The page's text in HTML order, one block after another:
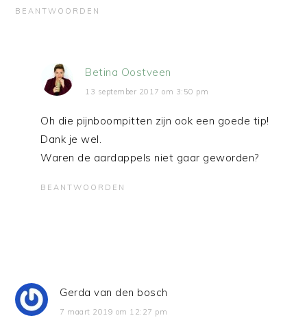
BEANTWOORDEN
Betina Oostveen
13 september 2017 om 3:50 pm
Oh die pijnboompitten zijn ook een goede tip!
Dank je wel.
Waren de aardappels niet gaar geworden?
BEANTWOORDEN
Gerda van den bosch
7 maart 2019 om 12:27 pm